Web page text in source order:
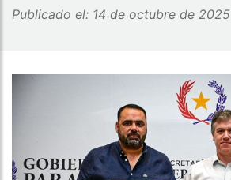
Publicado el: 14 de octubre de 2025